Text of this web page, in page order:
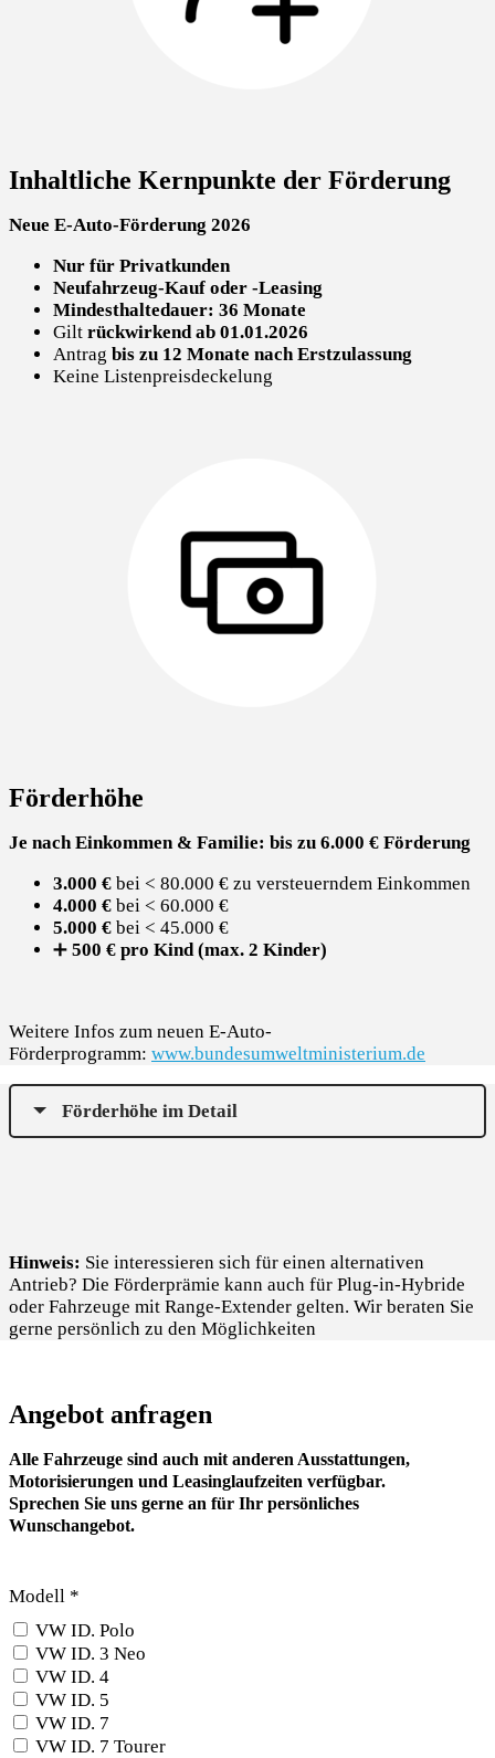
Inhaltliche Kernpunkte der Förderung
Neue E-Auto-Förderung 2026
Nur für Privatkunden
Neufahrzeug-Kauf oder -Leasing
Mindesthaltedauer: 36 Monate
Gilt rückwirkend ab 01.01.2026
Antrag bis zu 12 Monate nach Erstzulassung
Keine Listenpreisdeckelung
Förderhöhe
Je nach Einkommen & Familie: bis zu 6.000 € Förderung
3.000 € bei < 80.000 € zu versteuerndem Einkommen
4.000 € bei < 60.000 €
5.000 € bei < 45.000 €
➕ 500 € pro Kind (max. 2 Kinder)
Weitere Infos zum neuen E-Auto-
Förderprogramm: www.bundesumweltministerium.de
Förderhöhe im Detail
Hinweis: Sie interessieren sich für einen alternativen
Antrieb? Die Förderprämie kann auch für Plug-in-Hybride
oder Fahrzeuge mit Range-Extender gelten. Wir beraten Sie
gerne persönlich zu den Möglichkeiten
Angebot anfragen
Alle Fahrzeuge sind auch mit anderen Ausstattungen,
Motorisierungen und Leasinglaufzeiten verfügbar.
Sprechen Sie uns gerne an für Ihr persönliches
Wunschangebot.
Modell *
VW ID. Polo
VW ID. 3 Neo
VW ID. 4
VW ID. 5
VW ID. 7
VW ID. 7 Tourer